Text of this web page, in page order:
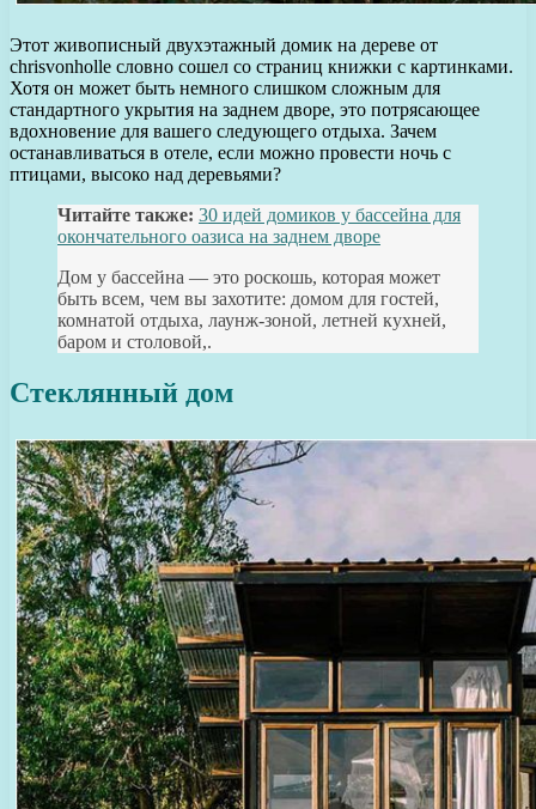
Этот живописный двухэтажный домик на дереве от
chrisvonholle словно сошел со страниц книжки с картинками.
Хотя он может быть немного слишком сложным для
стандартного укрытия на заднем дворе, это потрясающее
вдохновение для вашего следующего отдыха. Зачем
останавливаться в отеле, если можно провести ночь с
птицами, высоко над деревьями?
Читайте также: 30 идей домиков у бассейна для
окончательного оазиса на заднем дворе
Дом у бассейна — это роскошь, которая может
быть всем, чем вы захотите: домом для гостей,
комнатой отдыха, лаунж-зоной, летней кухней,
баром и столовой,.
Стеклянный дом